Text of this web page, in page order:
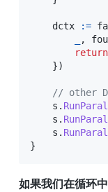
    dctx
:=
,
return
})
// other
    s
.
    s
.
    s
.
}
如果我们在循环